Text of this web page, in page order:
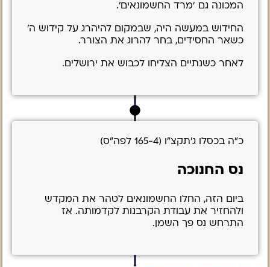
המכונה גם ‘מרד החשמונאים’.
החידוש במעשה היה, שבמקום להיהרג על קידוש ה’
כשאר החסידים, בחר להרוג את הצורר.
לאחר כשנתיים הצליחו לכבוש את ירושלים.
כ”ה בכסלו ג’תקצ”ו (165-4 לפה”ס)
נס החנוכה
ביום הזה, החלו החשמונאים לטהר את המקדש
ולהחזיר את עבודת הקרבנות לקדמותה. אז
התרחש נס פך השמן.